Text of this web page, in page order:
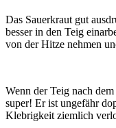
Das Sauerkraut gut
besser in den Teig
von der Hitze nehmen
Wenn der Teig nach
super! Er ist ungefähr
Klebrigkeit ziemlich